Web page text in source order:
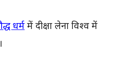
धर्ममें दीक्षा लेना विश्व में